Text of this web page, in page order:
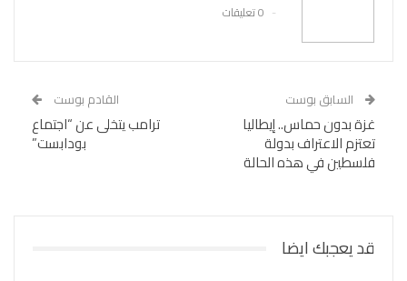
0 تعليقات
السابق بوست
غزة بدون حماس.. إيطاليا
تعتزم الاعتراف بدولة
فلسطين في هذه الحالة
القادم بوست
ترامب يتخلى عن “اجتماع
بودابست”
قد يعجبك ايضا